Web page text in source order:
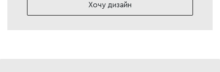
Хочу дизайн